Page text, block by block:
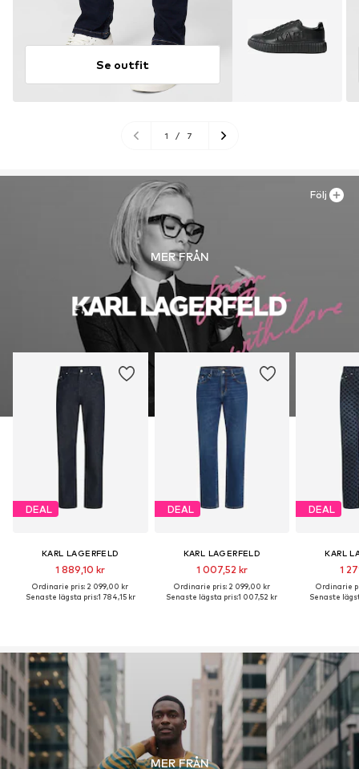
Se outfit
1 / 7
MER FRÅN
DEAL
KARL LAGERFELD
1 889,10 kr
Ordinarie pris: 2 099,00 kr
Senaste lägsta pris:1 784,15 kr
DEAL
KARL LAGERFELD
1 007,52 kr
Ordinarie pris: 2 099,00 kr
Senaste lägsta pris:1 007,52 kr
DEAL
KARL
1
Ordinarie
Senaste
Följ
MER FRÅN